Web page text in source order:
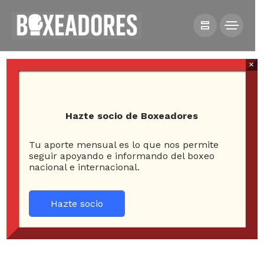
HOME
NOTICIAS
“PANCORA” VELÁSQUEZ PELEARÁ POR EL TÍTULO
“MUNDO HISPANO”
Hazte socio de Boxeadores
Tu aporte mensual es lo que nos permite
seguir apoyando e informando del boxeo
nacional e internacional.
Hazte socio
×